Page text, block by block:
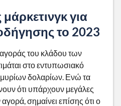
για
το 2023
του κλάδου των
στο εντυπωσιακό
δολαρίων. Ενώ τα
ότι υπάρχουν μεγάλες
σημαίνει επίσης ότι ο